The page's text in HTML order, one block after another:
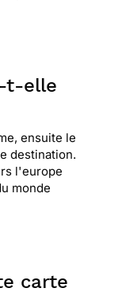
t-elle
ensuite le
destination.
l'europe
monde
carte